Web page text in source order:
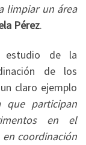
limpiar un área
Pérez.
estudio de la
de los
claro ejemplo
que participan
en el
coordinación